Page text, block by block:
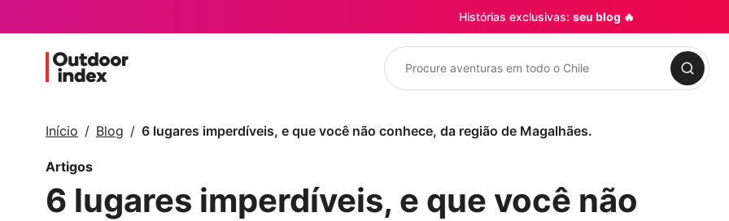
Histórias exclusivas: seu blog 🔥
Procurar
Início Blog 6 lugares imperdíveis, e que você não conhece, da região de Magalhães.
Artigos
6 lugares imperdíveis, e que você não